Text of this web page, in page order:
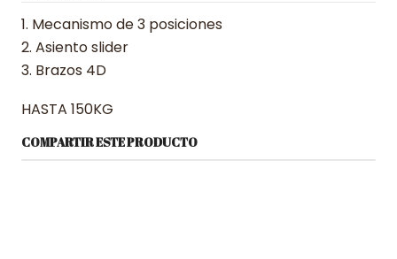
1. Mecanismo de 3 posiciones
2. Asiento slider
3. Brazos 4D
HASTA 150KG
COMPARTIR ESTE PRODUCTO